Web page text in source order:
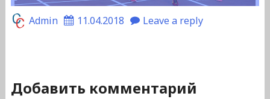
Admin 11.04.2018 Leave a reply
Добавить комментарий